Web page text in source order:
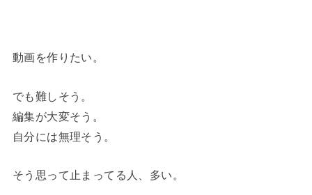
動画を作りたい。
でも難しそう。
編集が大変そう。
自分には無理そう。
そう思って止まってる人、多い。